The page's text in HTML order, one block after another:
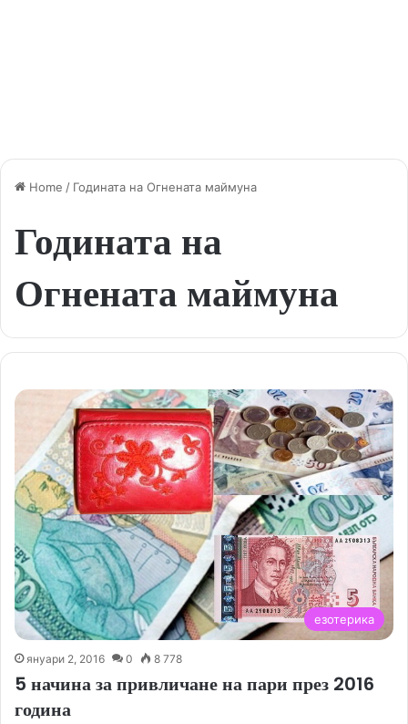
Home / Годината на Огнената маймуна
Годината на
Огнената маймуна
езотерика
януари 2, 2016 0 8 778
5 начина за привличане на пари през 2016
година